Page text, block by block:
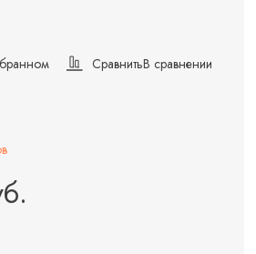
СравнитьВ сравнении